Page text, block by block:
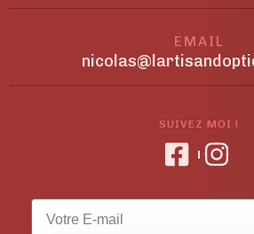
EMAIL
SUIVEZ MOI !